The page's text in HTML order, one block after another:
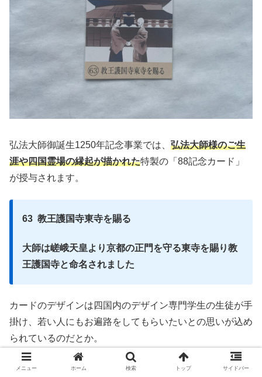
弘法大師御誕生1250年記念事業では、 弘法大師様のご生
涯や四国霊場の縁起が描かれた特製の「88記念カード」
が授与されます。
63 教王護国寺東寺を賜る
大師は嵯峨天皇より京都の正門を守る東寺を賜り教
王護国寺と命名されました
カードのデザインは四国内のデザイン専門学生の生徒が手
掛け、若い人にもお遍路をしてもらいたいとの思いが込め
られているのだとか。
各札所分すべて集めると、以下のようにパネルが完成し物
メニュー ホーム 検索 トップ サイドバー